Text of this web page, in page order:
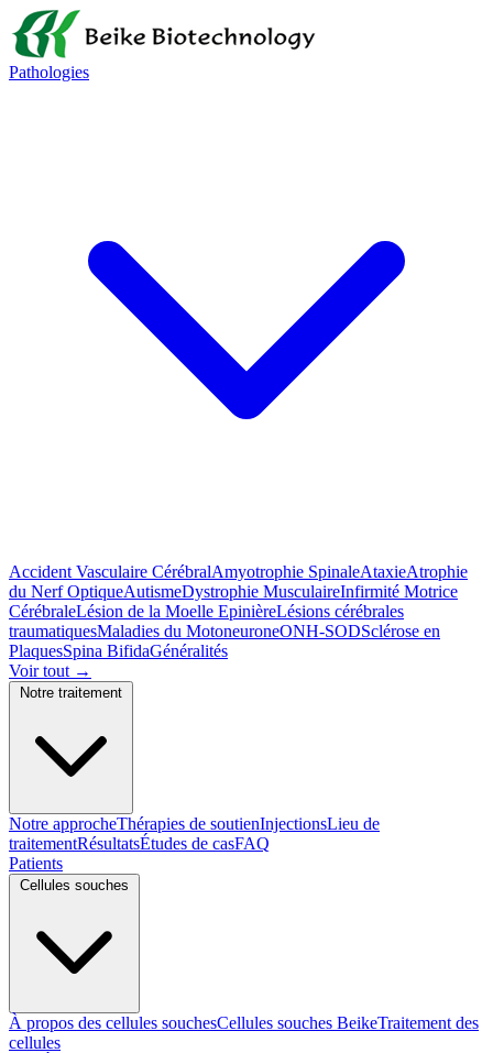
Pathologies
Accident Vasculaire CérébralAmyotrophie SpinaleAtaxieAtrophie
du Nerf OptiqueAutismeDystrophie MusculaireInfirmité Motrice
CérébraleLésion de la Moelle EpinièreLésions cérébrales
traumatiquesMaladies du MotoneuroneONH-SODSclérose en
PlaquesSpina BifidaGénéralités
Voir tout →
Notre approcheThérapies de soutienInjectionsLieu de
traitementRésultatsÉtudes de casFAQ
Patients
À propos des cellules souchesCellules souches BeikeTraitement des
cellules